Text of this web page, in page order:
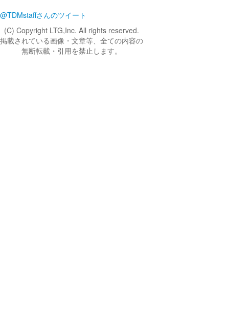
@TDMstaffさんのツイート
(C) Copyright LTG,Inc. All rights reserved.
掲載されている画像・文章等、全ての内容の
無断転載・引用を禁止します。